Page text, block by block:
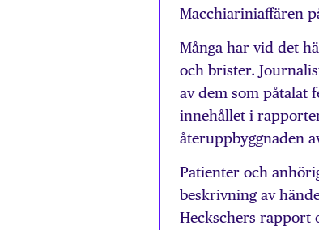
Macchiariniaffären
Många har vid det
och brister.
av dem som påtalat
innehållet i
återuppbyggnaden
Patienter och
beskrivning av
Heckschers rapport